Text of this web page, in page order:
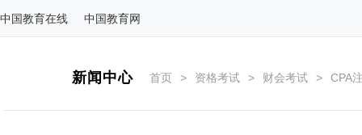
中国教育在线 中国教育网
新闻中心 首页 > 资格考试 > 财会考试 > CPA